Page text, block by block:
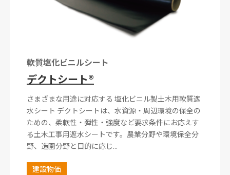
軟質塩化ビニルシート
デクトシート®
さまざまな用途に対応する 塩化ビニル製土木用軟質遮
水シート デクトシートは、水資源・周辺環境の保全の
ための、柔軟性・弾性・強度など要求条件にお応えす
る土木工事用遮水シートです。農業分野や環境保全分
野、造園分野と目的に応じ...
建設物価